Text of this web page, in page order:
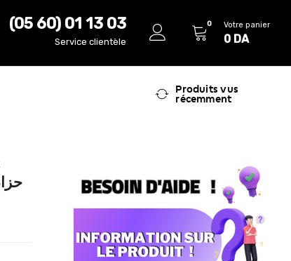
(05 60) 01 13 03
Service clientèle
0 Votre panier
0 DA
Produits vus
récemment